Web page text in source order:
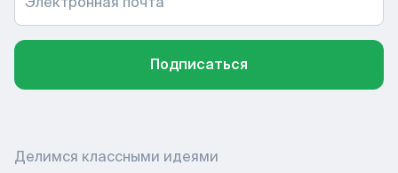
Подписаться
Делимся классными идеями